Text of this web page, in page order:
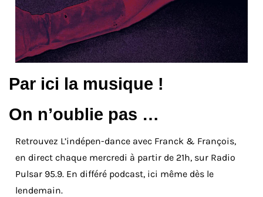
Par ici la musique !
On n’oublie pas …
Retrouvez L’indépen-dance avec Franck & François,
en direct chaque mercredi à partir de 21h, sur Radio
Pulsar 95.9. En différé podcast, ici même dès le
lendemain.